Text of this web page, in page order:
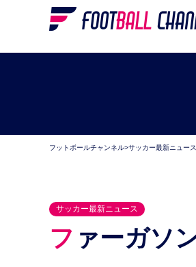
フットボールチャンネル>サッカー最新ニュース
サッカー最新ニュース
ファーガソン氏、ビデオ判定導入の是非に言及「審